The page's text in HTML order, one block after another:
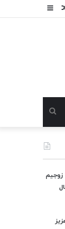
سایدبارنوشته
جستجو
برای
زوجیم